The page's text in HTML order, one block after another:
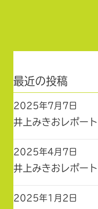
最近の投稿
井上みきおレポ
2025年7月7日
井上みきおレポ
2025年4月7日
2025年1月2日